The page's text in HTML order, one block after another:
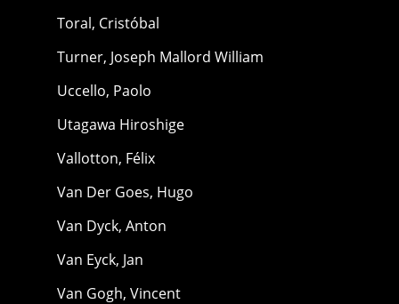
Toral, Cristóbal
Turner, Joseph Mallord William
Uccello, Paolo
Utagawa Hiroshige
Vallotton, Félix
Van Der Goes, Hugo
Van Dyck, Anton
Van Eyck, Jan
Van Gogh, Vincent